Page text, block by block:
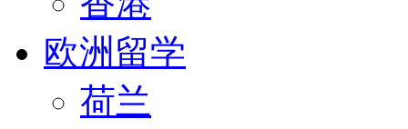
欧洲留学
荷兰